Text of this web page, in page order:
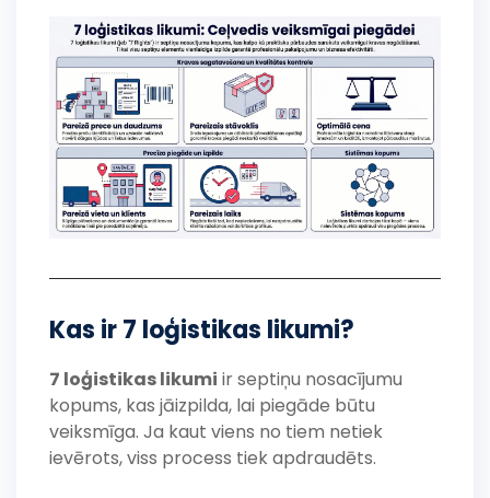
Kas ir 7 loģistikas likumi?
7 loģistikas likumi ir septiņu nosacījumu
kopums, kas jāizpilda, lai piegāde būtu
veiksmīga. Ja kaut viens no tiem netiek
ievērots, viss process tiek apdraudēts.